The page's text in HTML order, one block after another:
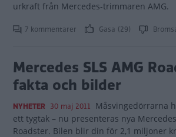
urkraft från Mercedes-trimmaren AMG.
7 kommentarer Gasa (29)
Mercedes SLS AMG
fakta och bilder
NYHETER 30 maj 2011 Måsvingedörrarna
ett tygtak – nu presenteras nya Mercedes
Roadster. Bilen blir din för 2,1 miljoner